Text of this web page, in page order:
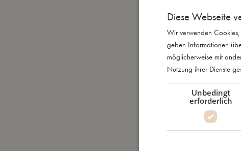
Diese Webseite
Wir verwenden
geben Informationen
möglicherweise mit
Nutzung ihrer Dienste
Unbedingt
erforderlich